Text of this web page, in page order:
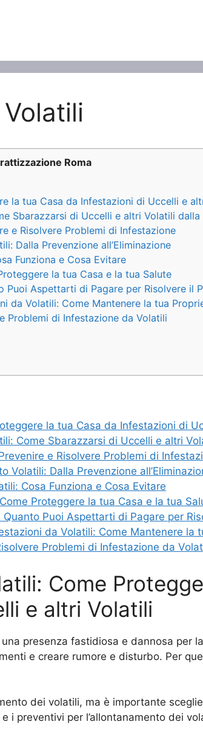
Roma
la tua Casa da Infestazioni di Uccelli e
Sbarazzarsi di Uccelli e altri Volatili
e Risolvere Problemi di Infestazione
Dalla Prevenzione all’Eliminazione
Funziona e Cosa Evitare
la tua Casa e la tua Salute
Puoi Aspettarti di Pagare per Risolvere il
da Volatili: Come Mantenere la tua
Problemi di Infestazione da Volatili
la tua Casa da Infestazioni di
Come Sbarazzarsi di Uccelli e altri
e Risolvere Problemi di
Volatili: Dalla Prevenzione
Cosa Funziona e Cosa Evitare
Proteggere la tua Casa e la tua
Quanto Puoi Aspettarti di Pagare per
da Volatili: Come Mantenere la
Problemi di Infestazione da
Come
e altri Volatili
presenza fastidiosa e dannosa per
e creare rumore e disturbo. Per
dei volatili, ma è importante
i preventivi per l’allontanamento dei